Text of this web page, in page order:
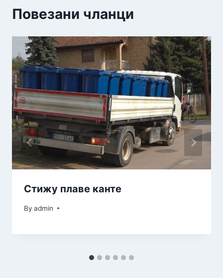
Повезани чланци
Стижу плаве канте
By admin